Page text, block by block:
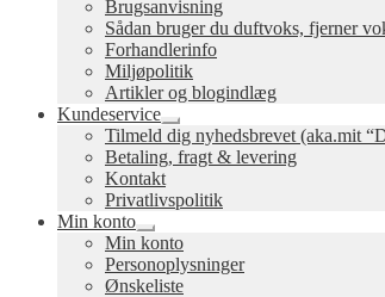
Brugsanvisning
Sådan bruger du duftvoks, fjerner
Forhandlerinfo
Miljøpolitik
Artikler og blogindlæg
Kundeservice
Udfold
undermenu
Tilmeld dig nyhedsbrevet (aka.mit
Betaling, fragt & levering
Kontakt
Privatlivspolitik
Min konto
Udfold
undermenu
Min konto
Personoplysninger
Ønskeliste